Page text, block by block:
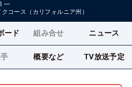
―
コース（カリフォルニア州）
ード 組み合せ ニュース
概要など TV放送予定